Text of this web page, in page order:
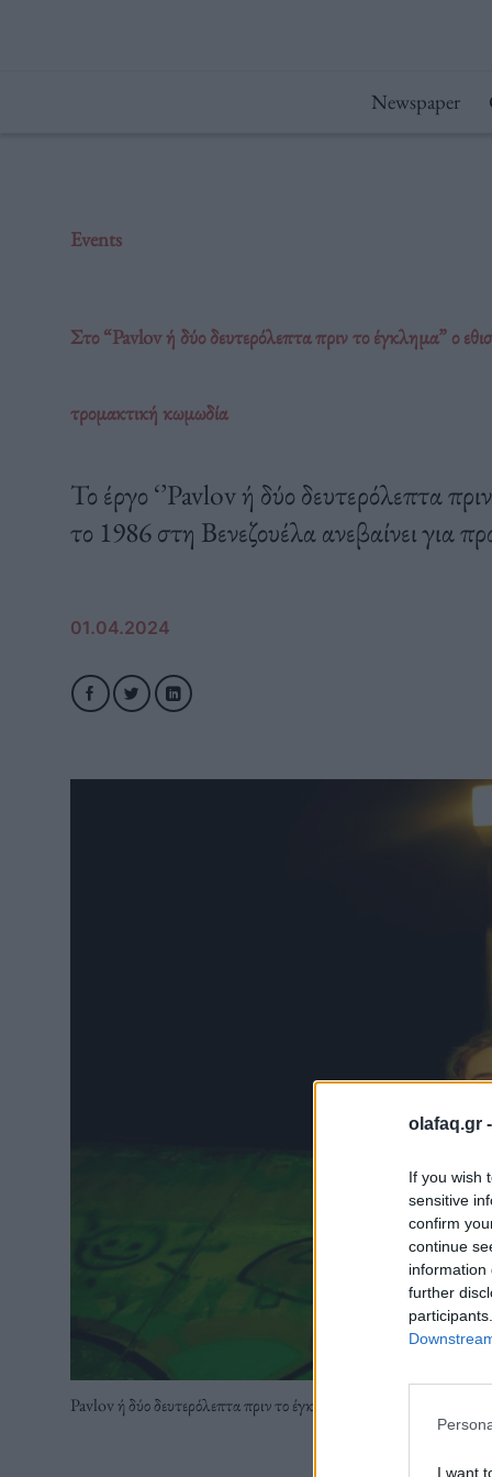
olafaq.gr -
If you wish
sensitive
confirm
continue
information
further
I want
Newspaper
Events
Στο “Pavlov ή δύο δευτερόλεπτα πριν το έγκλημα” ο
τρομακτική κωμωδία
Το έργο ‘’Pavlov ή δύο δευτερόλεπτα
το 1986 στη Βενεζουέλα ανεβαίνει για
01.04.2024
Pavlov ή δύο δευτερόλεπτα πριν το έγκλημα